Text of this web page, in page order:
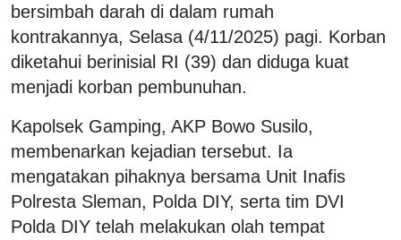
bersimbah darah di dalam rumah
kontrakannya, Selasa (4/11/2025) pagi. Korban
diketahui berinisial RI (39) dan diduga kuat
menjadi korban pembunuhan.
Kapolsek Gamping, AKP Bowo Susilo,
membenarkan kejadian tersebut. Ia
mengatakan pihaknya bersama Unit Inafis
Polresta Sleman, Polda DIY, serta tim DVI
Polda DIY telah melakukan olah tempat